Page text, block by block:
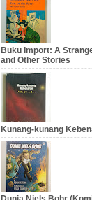
Buku Import: A
and Other Stories
Kunang-kunang